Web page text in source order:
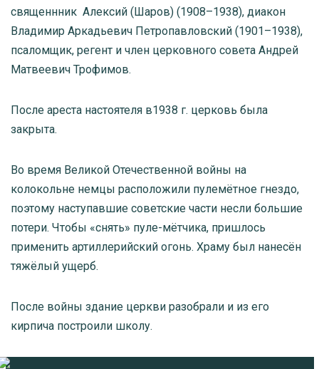
священнник Алексий (Шаров) (1908–1938), диакон
Владимир Аркадьевич Петропавловский (1901–1938),
псаломщик, регент и член церковного совета Андрей
Матвеевич Трофимов.
После ареста настоятеля в1938 г. церковь была
закрыта.
Во время Великой Отечественной войны на
колокольне немцы расположили пулемётное гнездо,
поэтому наступавшие советские части несли большие
потери. Чтобы «снять» пуле-мётчика, пришлось
применить артиллерийский огонь. Храму был нанесён
тяжёлый ущерб.
После войны здание церкви разобрали и из его
кирпича построили школу.